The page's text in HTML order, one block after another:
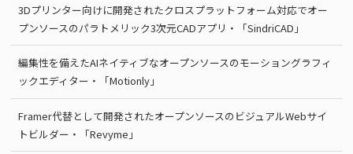
3Dプリンター向けに開発されたクロスプラットフォーム対応でオー
プンソースのパラトメリック3次元CADアプリ・「SindriCAD」
編集性を備えたAIネイティブなオープンソースのモーショングラフィ
ックエディター・「Motionly」
Framer代替として開発されたオープンソースのビジュアルWebサイ
トビルダー・「Revyme」